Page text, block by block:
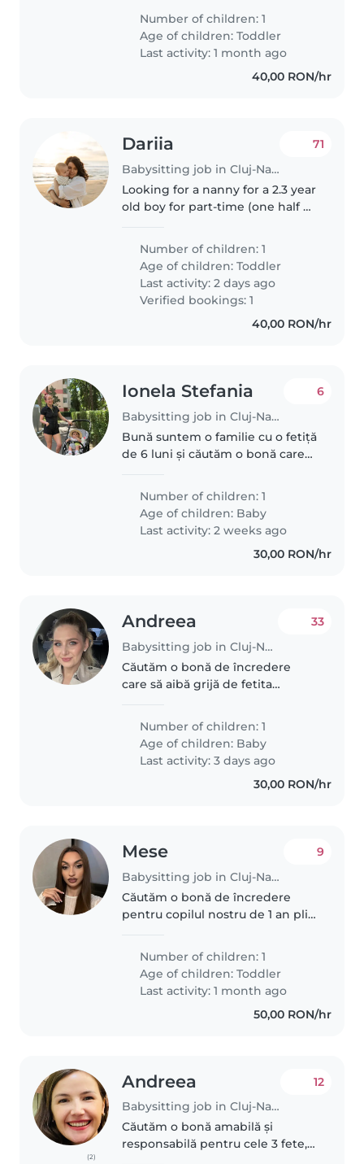
o bonă blândă, responsabilă și
iubitoare de copii, care să ne
devină un sprijin de..
Number of children: 1
Age of children:Toddler
Last activity: 1 month ago
40,00 RON/hr
Dariia
Babysitting job in Cluj-Napoca
71
Looking for a nanny for a 2.3 year
old boy for part-time (one half of
Experience with toddlers is a
must • Active, loving, and happy
to play, read,..
Number of children: 1
Age of children:Toddler
Last activity: 2 days ago
Verified bookings: 1
40,00 RON/hr
Ionela Stefania
Babysitting job in Cluj-Napoca
6
Bună suntem o familie cu o fetiță
de 6 luni și căutăm o bonă care
comunicativă și liniștită
Number of children: 1
Age of children: Baby
Last activity: 2 weeks ago
30,00 RON/hr
Andreea
Babysitting job in Cluj-Napoca
33
Căutăm o bonă de încredere
care să aibă grijă de fetita
3 zile pe saptamana cate 6 ore.
Preferăm ca bona să fie
confortabilă să gătească pentru
ea,..
Number of children: 1
Age of children: Baby
Last activity: 3 days ago
30,00 RON/hr
Mese
Babysitting job in Cluj-Napoca
9
Căutăm o bonă de încredere
pentru copilul nostru de 1 an plin
în timpul săptămânii. Dacă ești
pasionat de copii și..
Number of children: 1
Age of children:Toddler
Last activity: 1 month ago
50,00 RON/hr
(2)
Andreea
Babysitting job in Cluj-Napoca
12
Căutăm o bonă amabilă și
responsabilă pentru cele 3 fete,